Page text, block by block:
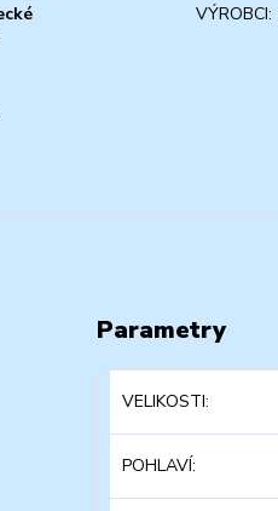
VÝROBCI:
Parametry
VELIKOSTI
POHLAVÍ